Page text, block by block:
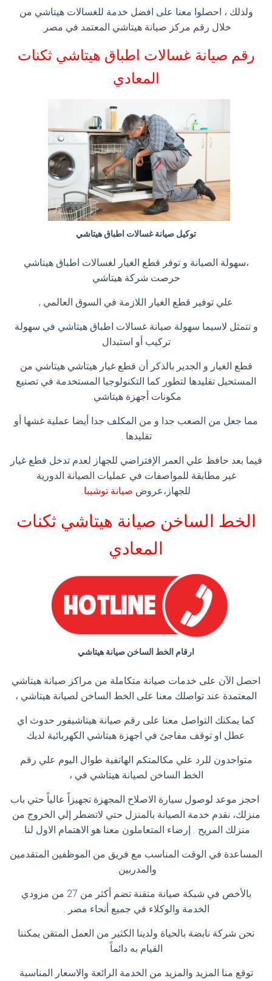
ولذلك ، احصلوا معنا على افضل خدمة للغسالات هيتاشي من
خلال رقم مركز صيانة هيتاشي المعتمد في مصر.
رقم صيانة غسالات اطباق هيتاشي ثكنات
المعادي
توكيل صيانة غسالات اطباق هيتاشي
،سهولة الصيانة و توفر قطع الغيار لغسالات اطباق هيتاشي
حرصت شركة هيتاشي
علي توفير قطع الغيار اللازمة في السوق العالمي ,
و تتمثل لاسيما سهولة صيانة غسالات اطباق هيتاشي في سهولة
تركيب أو استبدال
قطع الغيار و الجدير بالذكر أن قطع غيار هيتاشي هيتاشي من
المستحيل تقليدها لتطور كما التكنولوجيا المستخدمة في تصنيع
مكونات أجهزة هيتاشي.
مما جعل من الصعب جدا و من المكلف جدا أيضا عملية غشها أو
تقليدها .
فيما بعد حافظ علي العمر الإفتراضي للجهاز لعدم تدخل قطع غيار
غير مطابقة للمواصفات في عمليات الصيانة الدورية
للجهاز،عروض صيانة توشيبا.
الخط الساخن صيانة هيتاشي ثكنات
المعادي
ارقام الخط الساخن صيانة هيتاشي
احصل الآن على خدمات صيانة متكاملة من مراكز صيانة هيتاشي
المعتمدة عند تواصلك معنا على الخط الساخن لصيانة هيتاشي ،
كما يمكنك التواصل معنا على رقم صيانة هيتاشيفور حدوث اي
عطل او توقف مفاجئ في اجهزة هيتاشي الكهربائية لديك
متواجدون للرد علي مكالمتكم الهاتفية طوال اليوم علي رقم
الخط الساخن لصيانة هيتاشي في ،
احجز موعد لوصول سيارة الاصلاح المجهزة تجهيزاً عالياً حتي باب
منزلك، نقدم خدمة الصيانة بالمنزل حتي لاتضطر إلي الخروج من
منزلك المريح . إرضاء المتعاملون معنا هو الاهتمام الاول لنا.
المساعدة في الوقت المناسب مع فريق من الموظفين المتقدمين
والمدربين.
بالأخص في شبكة صيانة متقنة تضم أكثر من 27 من مزودي
الخدمة والوكلاء في جميع أنحاء مصر .
نحن شركة نابضة بالحياة ولدينا الكثير من العمل المتقن يمكننا
القيام به دائماً
توقع منا المزيد والمزيد من الخدمة الرائعة والاسعار المناسبة